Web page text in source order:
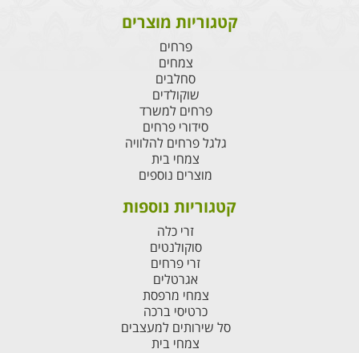
קטגוריות מוצרים
פרחים
צמחים
סחלבים
שוקולדים
פרחים למשרד
סידורי פרחים
גלגל פרחים להלוויה
צמחי בית
מוצרים נוספים
קטגוריות נוספות
זרי כלה
סוקולנטים
זרי פרחים
אגרטלים
צמחי מרפסת
כרטיסי ברכה
סל שירותים למעצבים
צמחי בית